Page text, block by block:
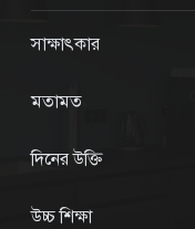
সাক্ষাৎকার
মতামত
দিনের উক্তি
উচ্চ শিক্ষা